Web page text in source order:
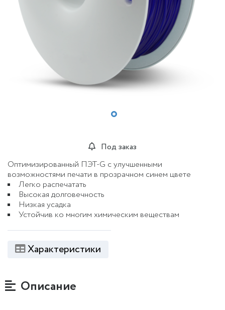
Под заказ
Оптимизированный ПЭТ-G с улучшенными
возможностями печати в прозрачном синем цвете
Легко распечатать
Высокая долговечность
Низкая усадка
Устойчив ко многим химическим веществам
Характеристики
Описание